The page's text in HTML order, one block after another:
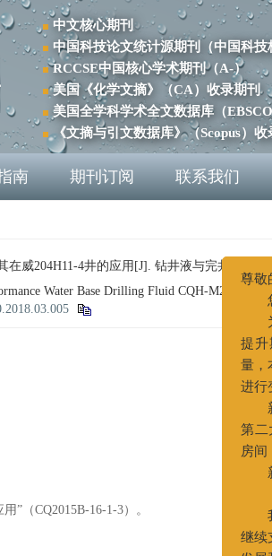
中文核心期刊
中国科技论文统计源期刊（中国科技
RCCSE中国核心学术期刊（A-）
美国《化学文摘》（CA）收录期刊
美国全学科学术全文数据库（
《文摘与引文数据库》（Scopus）收
南 期刊订阅 联系我们
威204H11-4井的应用[J]. 钻井液与完井液,
Water Base Drilling Fluid CQH-M2 and Its
”（CQ2015B-16-1-3）。